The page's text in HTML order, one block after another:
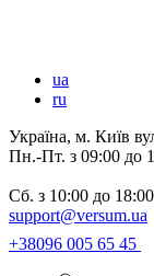
ua
ru
Україна, м. Київ
Пн.-Пт. з 09:00 до
Сб. з 10:00 до 18:00
support@versum.ua
+38096 005 65 45